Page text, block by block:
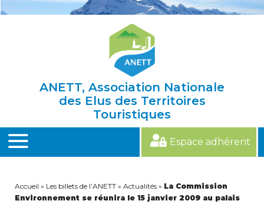
ANETT, Association Nationale
des Elus des Territoires
Touristiques
MENU
Espace adhérent
Accueil » Les billets de l’ANETT » Actualités » La Commission
Environnement se réunira le 15 janvier 2009 au palais